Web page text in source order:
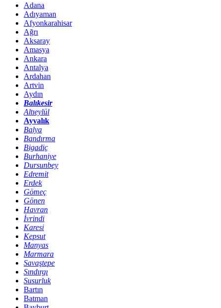
Adana
Adıyaman
Afyonkarahisar
Ağrı
Aksaray
Amasya
Ankara
Antalya
Ardahan
Artvin
Aydın
Balıkesir
Altıeylül
Ayvalık
Balya
Bandırma
Bigadiç
Burhaniye
Dursunbey
Edremit
Erdek
Gömeç
Gönen
Havran
İvrindi
Karesi
Kepsut
Manyas
Marmara
Savaştepe
Sındırgı
Susurluk
Bartın
Batman